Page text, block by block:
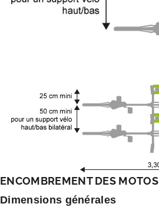
ENCOMBREMENT DES MOTOS
Dimensions générales